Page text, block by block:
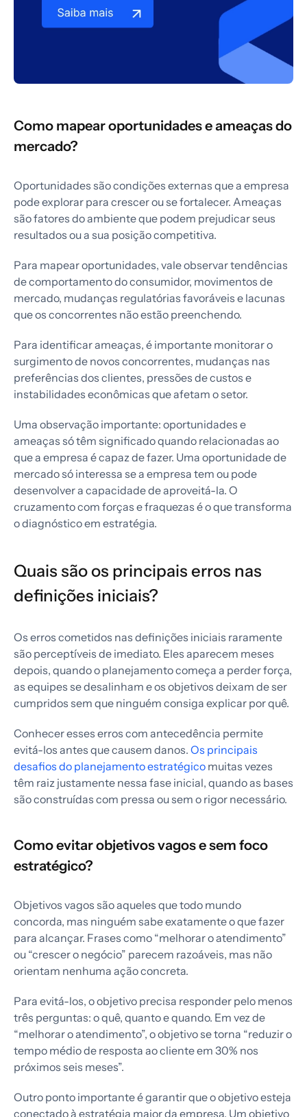
Como mapear oportunidades e ameaças do
mercado?
Oportunidades são condições externas que a empresa
pode explorar para crescer ou se fortalecer. Ameaças
são fatores do ambiente que podem prejudicar seus
resultados ou a sua posição competitiva.
Para mapear oportunidades, vale observar tendências
de comportamento do consumidor, movimentos de
mercado, mudanças regulatórias favoráveis e lacunas
que os concorrentes não estão preenchendo.
Para identificar ameaças, é importante monitorar o
surgimento de novos concorrentes, mudanças nas
preferências dos clientes, pressões de custos e
instabilidades econômicas que afetam o setor.
Uma observação importante: oportunidades e
ameaças só têm significado quando relacionadas ao
que a empresa é capaz de fazer. Uma oportunidade de
mercado só interessa se a empresa tem ou pode
desenvolver a capacidade de aproveitá-la. O
cruzamento com forças e fraquezas é o que transforma
o diagnóstico em estratégia.
Quais são os principais erros nas
definições iniciais?
Os erros cometidos nas definições iniciais raramente
são perceptíveis de imediato. Eles aparecem meses
depois, quando o planejamento começa a perder força,
as equipes se desalinham e os objetivos deixam de ser
cumpridos sem que ninguém consiga explicar por quê.
Conhecer esses erros com antecedência permite
evitá-los antes que causem danos. Os principais
desafios do planejamento estratégico muitas vezes
têm raiz justamente nessa fase inicial, quando as bases
são construídas com pressa ou sem o rigor necessário.
Como evitar objetivos vagos e sem foco
estratégico?
Objetivos vagos são aqueles que todo mundo
concorda, mas ninguém sabe exatamente o que fazer
para alcançar. Frases como “melhorar o atendimento”
ou “crescer o negócio” parecem razoáveis, mas não
orientam nenhuma ação concreta.
Para evitá-los, o objetivo precisa responder pelo menos
três perguntas: o quê, quanto e quando. Em vez de
“melhorar o atendimento”, o objetivo se torna “reduzir o
tempo médio de resposta ao cliente em 30% nos
próximos seis meses”.
Outro ponto importante é garantir que o objetivo esteja
conectado à estratégia maior da empresa. Um objetivo